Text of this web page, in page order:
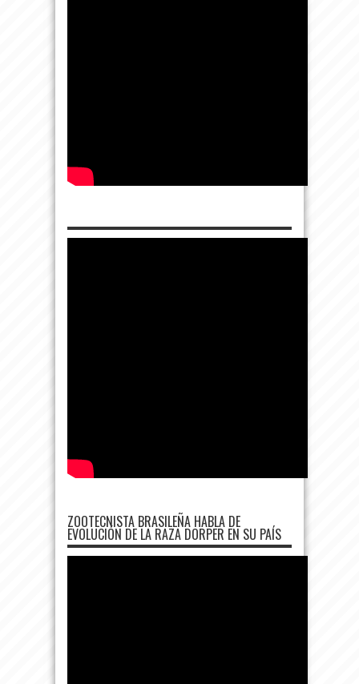
ZOOTECNISTA BRASILEÑA HABLA DE
EVOLUCIÓN DE LA RAZA DORPER EN SU PAÍS